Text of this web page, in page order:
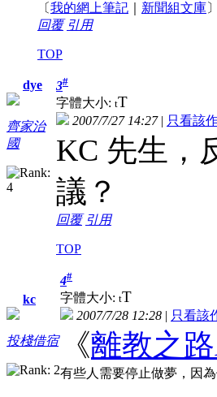
〔我的網上筆記 新聞組文庫〕
回覆 引用
TOP
dye
齊家治
國
3#
字體大小: tT
2007/7/27 14:27| 只看該
KC 先生，
議？
回覆 引用
TOP
kc
投棧借宿
4#
字體大小: tT
2007/7/28 12:28 | 只看該
《離教之
有些人需要停止做夢，因